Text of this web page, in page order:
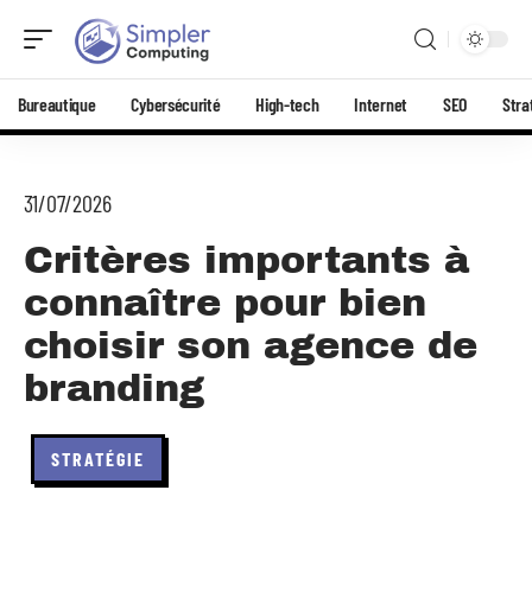
Bureautique Cybersécurité High-tech Internet SEO
31/07/2026
Critères importants à
connaître pour bien
choisir son agence de
branding
STRATÉGIE